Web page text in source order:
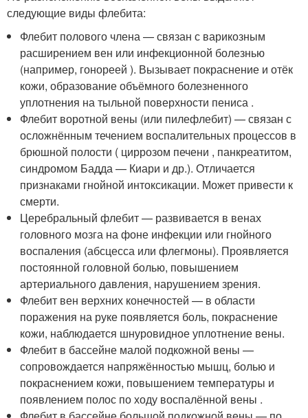
следующие виды флебита:
Флебит полового члена — связан с варикозным
расширением вен или инфекционной болезнью
(например, гонореей ). Вызывает покраснение и отёк
кожи, образование объёмного болезненного
уплотнения на тыльной поверхности пениса .
Флебит воротной вены (или пилефлебит) — связан с
осложнённым течением воспалительных процессов в
брюшной полости ( циррозом печени , панкреатитом,
синдромом Бадда — Киари и др.). Отличается
признаками гнойной интоксикации. Может привести к
смерти.
Церебральный флебит — развивается в венах
головного мозга на фоне инфекции или гнойного
воспаления (абсцесса или флегмоны). Проявляется
постоянной головной болью, повышением
артериального давления, нарушением зрения.
Флебит вен верхних конечностей — в области
поражения на руке появляется боль, покраснение
кожи, наблюдается шнуровидное уплотнение вены.
Флебит в бассейне малой подкожной вены —
сопровождается напряжённостью мышц, болью и
покраснением кожи, повышением температуры и
появлением полос по ходу воспалённой вены .